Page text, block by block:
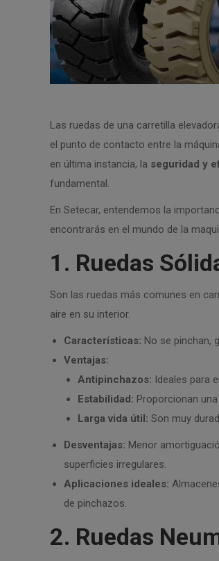
Las ruedas de una carretilla
el punto de contacto entre la
en última instancia, la seguridad y
fundamental.
En Setecar, entendemos la
encontrarás en el mundo de la
1. Ruedas
Son las ruedas más comunes en
aire en su interior.
Características: No se pinchan,
Ventajas:
Antipinchazos: Ideales para
Estabilidad: Proporcionan
Larga vida útil: Son muy
Desventajas: Menor
superficies irregulares.
Aplicaciones ideales:
de pinchazos.
2. Ruedas